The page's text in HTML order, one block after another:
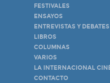
FESTIVALES
ENSAYOS
ENTREVISTAS Y DEBATES
LIBROS
COLUMNAS
VARIOS
LA INTERNACIONAL
CONTACTO